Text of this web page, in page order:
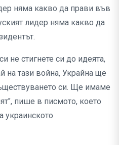
няма какво да прави във
лидер няма какво да
не стигнете си до идеята,
тази война, Украйна ще
си. Ще имаме
пише в писмото, което
украинското